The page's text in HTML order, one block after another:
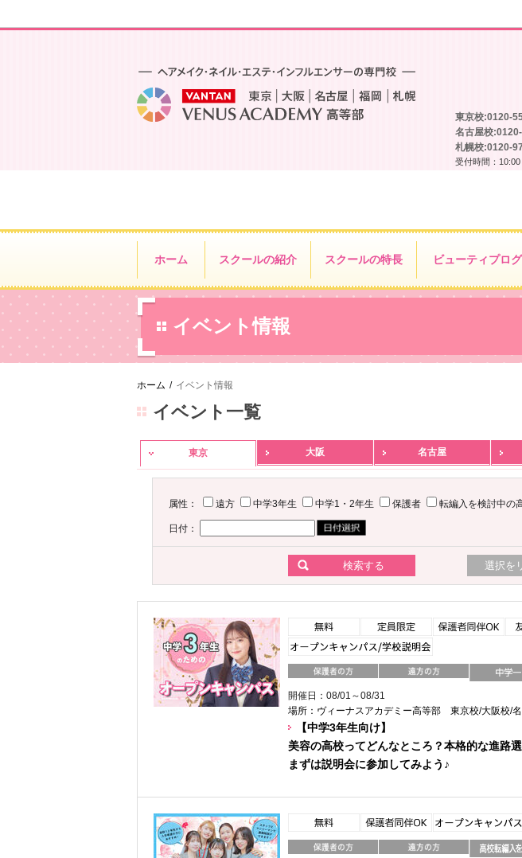
東京校:0120-
名古屋校
札幌校:0120-
受付時間：
ホーム スクールの紹介 スクールの特長 ビューティプロ
イベント情報
ホーム / イベント情報
イベント一覧
東京 大阪 名古屋
属性： 遠方 中学3年生 中学1・2年生 保護者 転編入を検討中の
日付：
開催日：08/01～08/31
場所：ヴィーナスアカデミー高等部 東京校/大阪校/
【中学3年生向け】
美容の高校ってどんなところ？本格的な進路
まずは説明会に参加してみよう♪